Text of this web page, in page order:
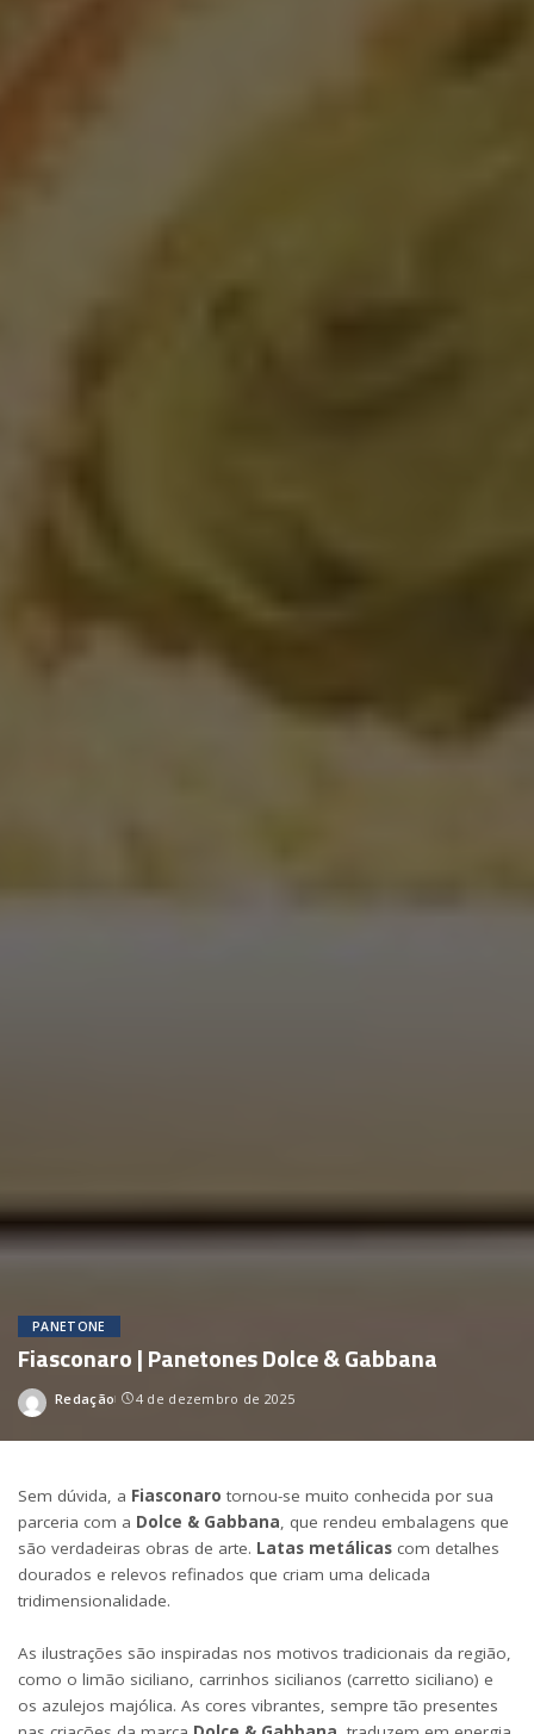
PANETONE
Fiasconaro | Panetones Dolce & Gabbana
Posted
Redação 4 de dezembro de 2025
Sem dúvida, a Fiasconaro tornou-se muito conhecida por sua
parceria com a Dolce & Gabbana , que rendeu embalagens que
são verdadeiras obras de arte. Latas metálicas com detalhes
dourados e relevos refinados que criam uma delicada
tridimensionalidade.
As ilustrações são inspiradas nos motivos tradicionais da região,
como o limão siciliano, carrinhos sicilianos (carretto siciliano) e
os azulejos majólica. As cores vibrantes, sempre tão presentes